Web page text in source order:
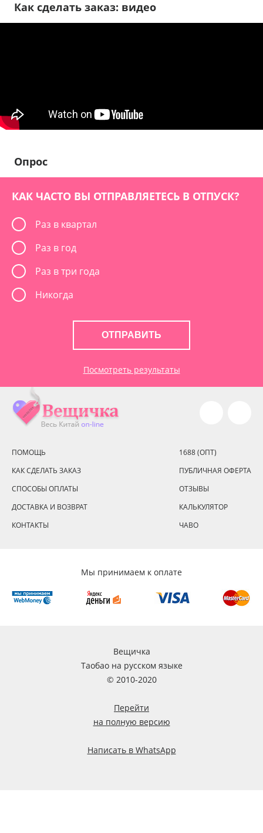
Как сделать заказ: видео
Опрос
КАК ЧАСТО ВЫ ОТПРАВЛЯЕТЕСЬ В ОТПУСК?
Раз в квартал
Раз в год
Раз в три года
Никогда
ОТПРАВИТЬ
Посмотреть результаты
ПОМОЩЬ
КАК СДЕЛАТЬ ЗАКАЗ
СПОСОБЫ ОПЛАТЫ
ДОСТАВКА И ВОЗВРАТ
КОНТАКТЫ
1688 (ОПТ)
ПУБЛИЧНАЯ ОФЕРТА
ОТЗЫВЫ
КАЛЬКУЛЯТОР
ЧАВО
Мы принимаем к оплате
Вещичка
Таобао на русском языке
© 2010-2020
Перейти
на полную версию
Написать в WhatsApp